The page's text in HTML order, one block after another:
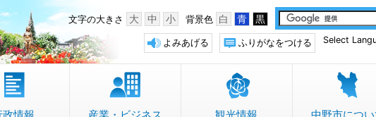
郷」のふるさと 背景色 白 青 黒
文字の大きさ 大 中 小
Select
ふりがなをつける
よみあげる